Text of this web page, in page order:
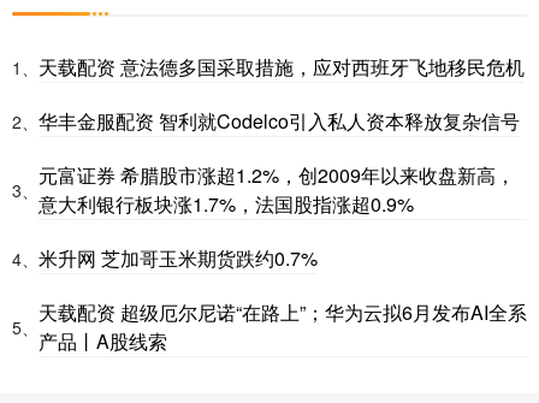
1、 天载配资 意法德多国采取措施，应对西班牙飞地移民危机
2、 华丰金服配资 智利就Codelco引入私人资本释放复杂信号
3、
元富证券 希腊股市涨超1.2%，创2009年以来收盘新高，
意大利银行板块涨1.7%，法国股指涨超0.9%
4、 米升网 芝加哥玉米期货跌约0.7%
5、
天载配资 超级厄尔尼诺“在路上”；华为云拟6月发布AI全系
产品丨A股线索